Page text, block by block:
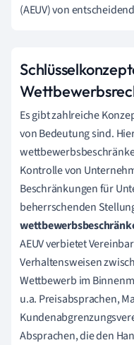
(AEUV) von
Es gibt zahlreiche
von Bedeutung sind.
Kontrolle von
Beschränkungen für
beherrschenden
AEUV verbietet
Verhaltensweisen
Wettbewerb im
u.a. Preisabsprachen,
Absprachen, die den